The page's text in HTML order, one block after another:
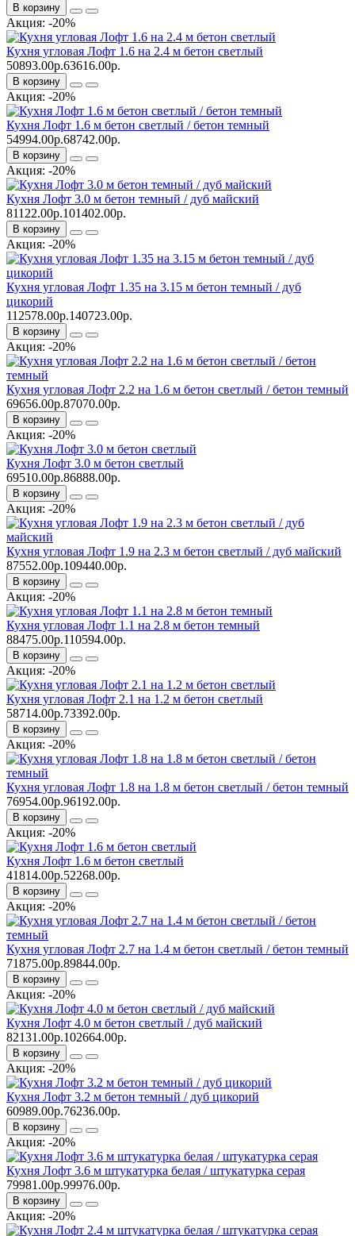
В корзину
Акция: -20%
Кухня угловая Лофт 1.6 на 2.4 м бетон светлый
50893.00р.63616.00р.
В корзину
Акция: -20%
Кухня Лофт 1.6 м бетон светлый / бетон темный
54994.00р.68742.00р.
В корзину
Акция: -20%
Кухня Лофт 3.0 м бетон темный / дуб майский
81122.00р.101402.00р.
В корзину
Акция: -20%
Кухня угловая Лофт 1.35 на 3.15 м бетон темный / дуб
цикорий
112578.00р.140723.00р.
В корзину
Акция: -20%
Кухня угловая Лофт 2.2 на 1.6 м бетон светлый / бетон темный
69656.00р.87070.00р.
В корзину
Акция: -20%
Кухня Лофт 3.0 м бетон светлый
69510.00р.86888.00р.
В корзину
Акция: -20%
Кухня угловая Лофт 1.9 на 2.3 м бетон светлый / дуб майский
87552.00р.109440.00р.
В корзину
Акция: -20%
Кухня угловая Лофт 1.1 на 2.8 м бетон темный
88475.00р.110594.00р.
В корзину
Акция: -20%
Кухня угловая Лофт 2.1 на 1.2 м бетон светлый
58714.00р.73392.00р.
В корзину
Акция: -20%
Кухня угловая Лофт 1.8 на 1.8 м бетон светлый / бетон темный
76954.00р.96192.00р.
В корзину
Акция: -20%
Кухня Лофт 1.6 м бетон светлый
41814.00р.52268.00р.
В корзину
Акция: -20%
Кухня угловая Лофт 2.7 на 1.4 м бетон светлый / бетон темный
71875.00р.89844.00р.
В корзину
Акция: -20%
Кухня Лофт 4.0 м бетон светлый / дуб майский
82131.00р.102664.00р.
В корзину
Акция: -20%
Кухня Лофт 3.2 м бетон темный / дуб цикорий
60989.00р.76236.00р.
В корзину
Акция: -20%
Кухня Лофт 3.6 м штукатурка белая / штукатурка серая
79981.00р.99976.00р.
В корзину
Акция: -20%